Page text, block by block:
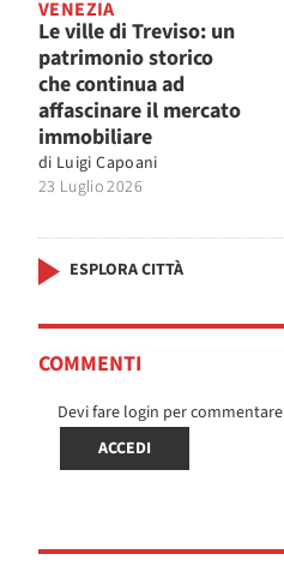
VENEZIA
Le ville di Treviso: un
patrimonio storico
che continua ad
affascinare il mercato
immobiliare
di Luigi Capoani
23 Luglio 2026
ESPLORA CITTÀ
COMMENTI
Devi fare login per commentare
ACCEDI